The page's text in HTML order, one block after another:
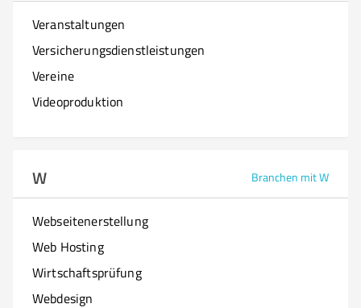
Veranstaltungen
Versicherungsdienstleistungen
Vereine
Videoproduktion
W Branchen mit W
Webseitenerstellung
Web Hosting
Wirtschaftsprüfung
Webdesign